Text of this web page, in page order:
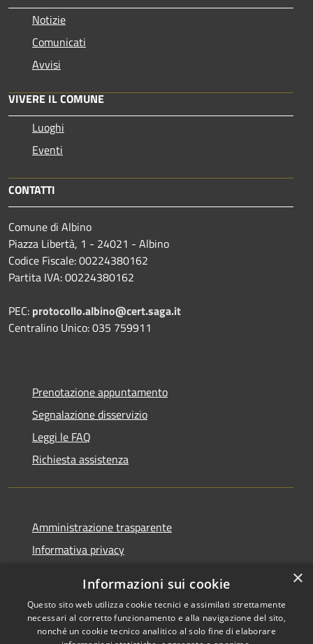
Notizie
Comunicati
Avvisi
VIVERE IL COMUNE
Luoghi
Eventi
CONTATTI
Comune di Albino
Piazza Libertà, 1 - 24021 - Albino
Codice Fiscale: 00224380162
Partita IVA: 00224380162
PEC: protocollo.albino@cert.saga.it
Centralino Unico: 035 759911
Prenotazione appuntamento
Segnalazione disservizio
Leggi le FAQ
Richiesta assistenza
Amministrazione trasparente
Informativa privacy
Dichiarazione di accessibilità
×
Informazioni sui cookie
Questo sito web utilizza cookie tecnici e assimilati strettamente
necessari al corretto funzionamento e alla navigazione del sito,
nonché un cookie tecnico analitico al solo fine di elaborare